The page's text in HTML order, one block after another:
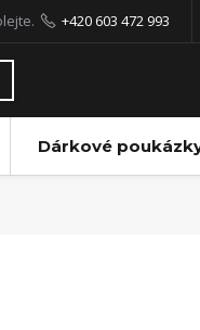
+420 603 472 993
Dárkové